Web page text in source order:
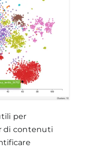
per
di contenuti